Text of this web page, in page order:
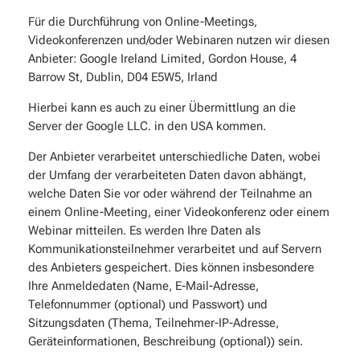
Für die Durchführung von Online-Meetings,
Videokonferenzen und/oder Webinaren nutzen wir diesen
Anbieter: Google Ireland Limited, Gordon House, 4
Barrow St, Dublin, D04 E5W5, Irland
Hierbei kann es auch zu einer Übermittlung an die
Server der Google LLC. in den USA kommen.
Der Anbieter verarbeitet unterschiedliche Daten, wobei
der Umfang der verarbeiteten Daten davon abhängt,
welche Daten Sie vor oder während der Teilnahme an
einem Online-Meeting, einer Videokonferenz oder einem
Webinar mitteilen. Es werden Ihre Daten als
Kommunikationsteilnehmer verarbeitet und auf Servern
des Anbieters gespeichert. Dies können insbesondere
Ihre Anmeldedaten (Name, E-Mail-Adresse,
Telefonnummer (optional) und Passwort) und
Sitzungsdaten (Thema, Teilnehmer-IP-Adresse,
Geräteinformationen, Beschreibung (optional)) sein.